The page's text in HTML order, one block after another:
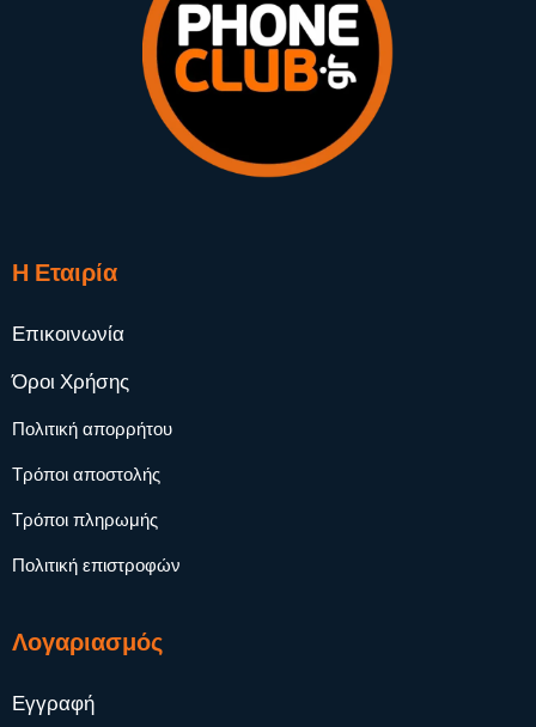
Η Εταιρία
Επικοινωνία
Όροι Χρήσης
Πολιτική απορρήτου
Τρόποι αποστολής
Τρόποι πληρωμής
Πολιτική επιστροφών
Λογαριασμός
Εγγραφή